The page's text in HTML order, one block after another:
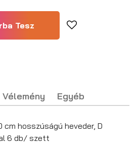
Vélemény Egyéb
hosszúságú heveder, D
6 db/ szett